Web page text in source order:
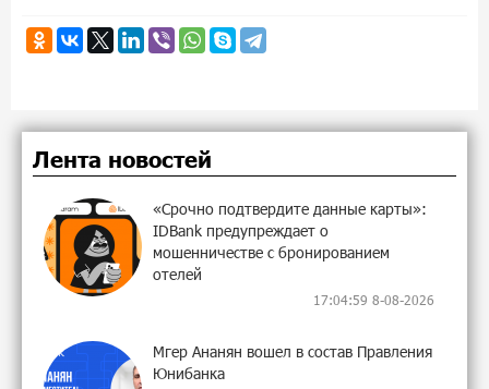
Лента новостей
«Срочно подтвердите данные карты»:
IDBank предупреждает о
мошенничестве с бронированием
отелей
17:04:59 8-08-2026
Мгер Ананян вошел в состав Правления
Юнибанка